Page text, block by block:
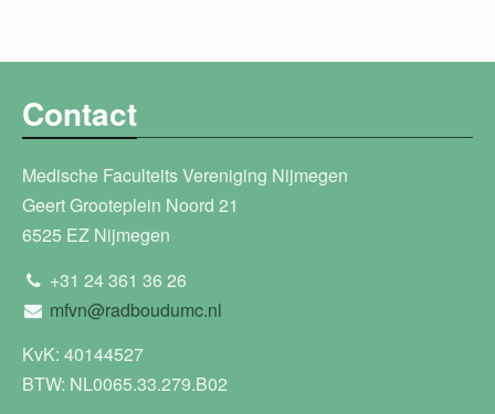
Contact
Medische Faculteits Vereniging Nijmegen
Geert Grooteplein Noord 21
6525 EZ Nijmegen
+31 24 361 36 26
mfvn@radboudumc.nl
KvK: 40144527
BTW: NL0065.33.279.B02